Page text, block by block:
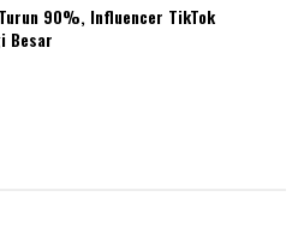
90%, Influencer TikTok
Besar